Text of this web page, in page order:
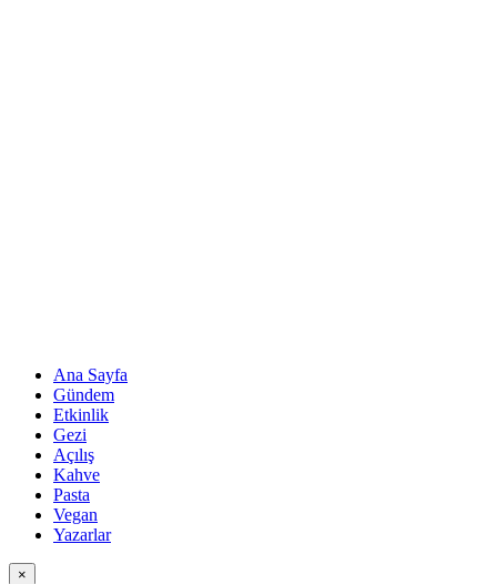
Ana Sayfa
Gündem
Etkinlik
Gezi
Açılış
Kahve
Pasta
Vegan
Yazarlar
×